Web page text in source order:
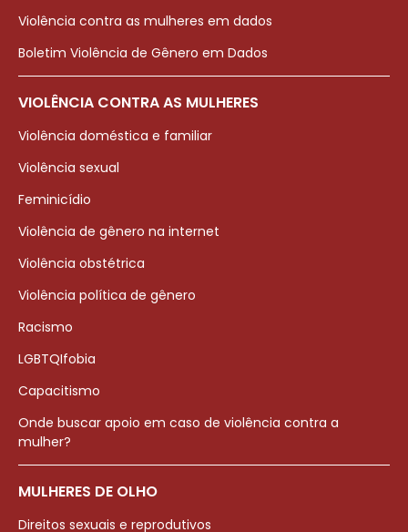
Violência contra as mulheres em dados
Boletim Violência de Gênero em Dados
VIOLÊNCIA CONTRA AS MULHERES
Violência doméstica e familiar
Violência sexual
Feminicídio
Violência de gênero na internet
Violência obstétrica
Violência política de gênero
Racismo
LGBTQIfobia
Capacitismo
Onde buscar apoio em caso de violência contra a
mulher?
MULHERES DE OLHO
Direitos sexuais e reprodutivos